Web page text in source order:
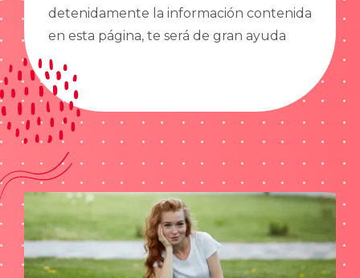
detenidamente la información contenida
en esta página, te será de gran ayuda